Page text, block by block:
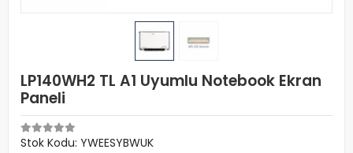
LP140WH2 TL A1 Uyumlu Notebook Ekran
Paneli
Stok Kodu: YWEESYBWUK